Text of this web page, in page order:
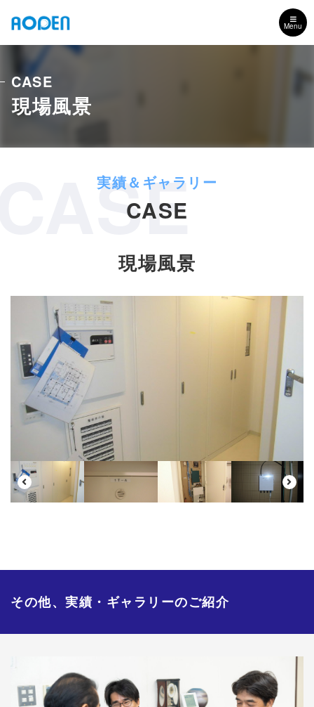
Menu
現場風景
CASE
CASE
現場風景
その他、実績・ギャラリーのご紹介